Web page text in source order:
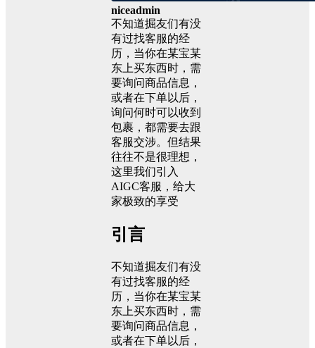
niceadmin
不知道掘友们有没
有过找客服的经
历，当你在某宝某
东上买东西时，需
要询问商品信息，
或者在下单以后，
询问何时可以收到
包裹，都需要去跟
客服交涉。但结果
往往不是很理想，
这里我们引入
AIGC客服，给大
家极致的享受
引言
不知道掘友们有没
有过找客服的经
历，当你在某宝某
东上买东西时，需
要询问商品信息，
或者在下单以后，